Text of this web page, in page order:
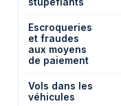
Escroqueries
et fraudes
aux moyens
de paiement
Vols dans les
véhicules